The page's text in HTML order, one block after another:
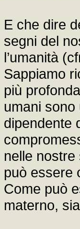
E che dire
segni del
l’umanità
Sappiamo
più
umani
dipendente
nelle
può essere
Come può
materno,